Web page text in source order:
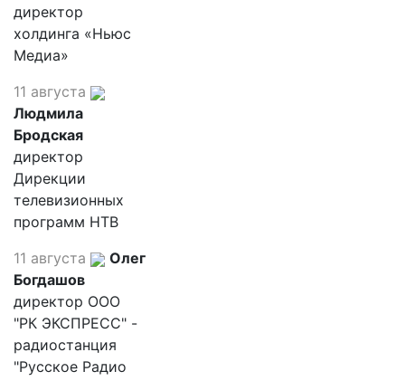
директор
холдинга «Ньюс
Медиа»
11 августа
Людмила
Бродская
директор
Дирекции
телевизионных
программ НТВ
11 августа
Олег
Богдашов
директор ООО
"РК ЭКСПРЕСС" -
радиостанция
"Русское Радио